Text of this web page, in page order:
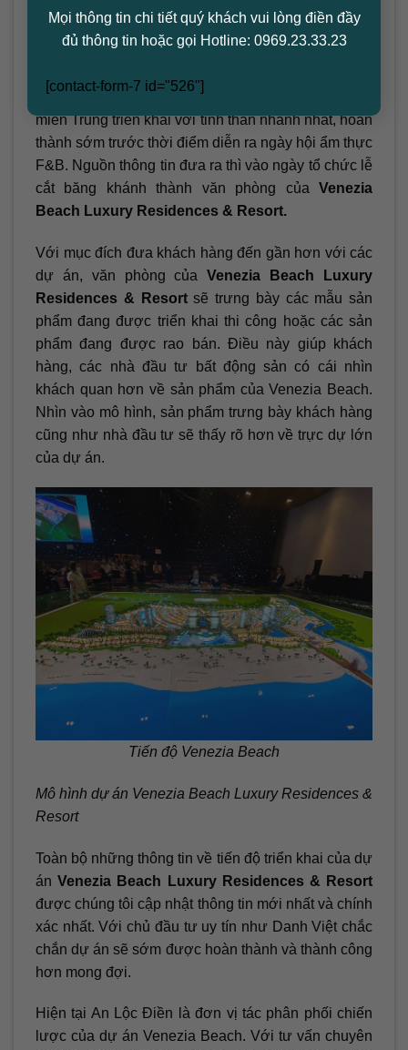
Mọi thông tin chi tiết quý khách vui lòng điền đầy
đủ thông tin hoặc gọi Hotline: 0969.23.33.23
[contact-form-7 id="526"]
ngũ thi công sẽ triển khai các giai đoạn tiếp theo.
Đảm bảo theo xác lập trình của dự án để đảm bảo
Những hạng mục cuối cùng được tổng tháo đến từ
miền Trung triễn khai với tinh thần nhanh nhất, hoàn
thành sớm trước thời điểm diễn ra ngày hội ẩm thực
F&B. Nguồn thông tin đưa ra thì vào ngày tổ chức lễ
cắt băng khánh thành văn phòng của Venezia
Beach Luxury Residences & Resort.
Với mục đích đưa khách hàng đến gần hơn với các
dự án, văn phòng củaVenezia Beach Luxury
Residences & Resortsẽ trưng bày các mẫu sản
phẩm đang được triển khai thi công hoặc các sản
phẩm đang được rao bán. Điều này giúp khách
hàng, các nhà đầu tư bất động sản có cái nhìn
khách quan hơn về sản phẩm của Venezia Beach.
Nhìn vào mô hình, sản phẩm trưng bày khách hàng
cũng như nhà đầu tư sẽ thấy rõ hơn về trực dự lớn
của dự án.
Tiến độ Venezia Beach
Mô hình dự án Venezia Beach Luxury Residences &
Resort
Toàn bộ những thông tin về tiến độ triển khai của dự
ánVenezia Beach Luxury Residences & Resort
được chúng tôi cập nhật thông tin mới nhất và chính
xác nhất. Với chủ đầu tư uy tín như Danh Việt chắc
chắn dự án sẽ sớm được hoàn thành và thành công
hơn mong đợi.
Hiện tại An Lộc Điền là đơn vị tác phân phối chiến
lược của dự án Venezia Beach. Với tư vấn chuyên